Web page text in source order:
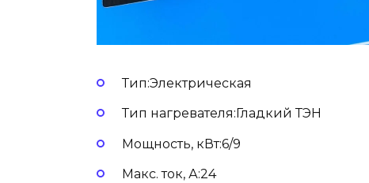
Тип:Электрическая
Тип нагревателя:Гладкий ТЭН
Мощность, кВт:6/9
Макс. ток, А:24